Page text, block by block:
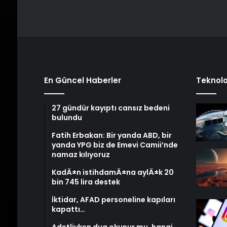
En Güncel Haberler
27 gündür kayıptı cansız bedeni
bulundu
Fatih Erbakan: Bir yanda ABD, bir
yanda YPG biz de Emevi Camii’nde
namaz kılıyoruz
KadÄ±n istihdamÄ±na aylÄ±k 20
bin 745 lira destek
İktidar, AFAD personeline kapıları
kapattı…